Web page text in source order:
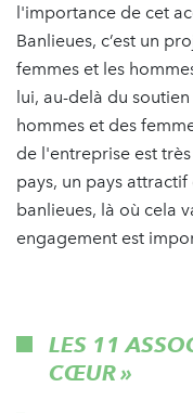
l'importance de cet
Banlieues, c’est un
femmes et les
lui, au-delà du
hommes et des
de l'entreprise est
pays, un pays
banlieues, là où cela
engagement est
LES 11
CŒUR »